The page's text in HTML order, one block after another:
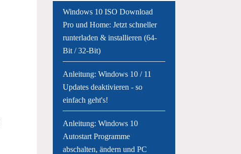
Windows 10 ISO Download
Pro und Home: Jetzt schneller
runterladen & installieren (64-
Bit / 32-Bit)
Anleitung: Windows 10 / 11
Updates deaktivieren - so
einfach geht's!
Anleitung: Windows 10
Autostart Programme
abschalten, ändern und PC